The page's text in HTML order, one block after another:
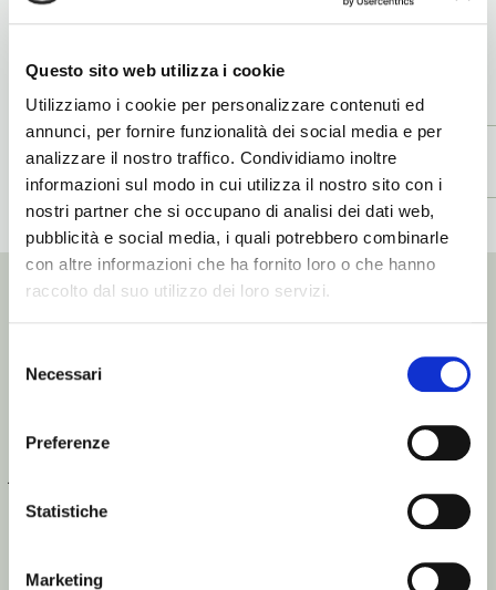
Questo sito web utilizza i cookie
Utilizziamo i cookie per personalizzare contenuti ed
annunci, per fornire funzionalità dei social media e per
analizzare il nostro traffico. Condividiamo inoltre
informazioni sul modo in cui utilizza il nostro sito con i
nostri partner che si occupano di analisi dei dati web,
pubblicità e social media, i quali potrebbero combinarle
con altre informazioni che ha fornito loro o che hanno
raccolto dal suo utilizzo dei loro servizi.
delNecessari
Preferenze
Statistiche
Marketing
Vuoi una maschera idratante con una
MODO
D'USO
PRINCIPI
ATTIVI
AMBIENTE
Antirughe e liftante
Stimola la produzione di collagene e migliora la tonicità e